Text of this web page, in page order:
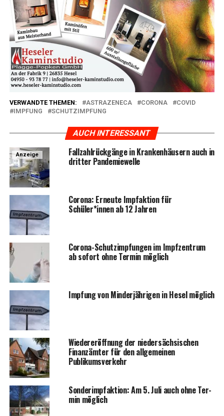
VERWANDTE THEMEN: ASTRAZENECA CORONA
COVID
IMPFUNG
SCHUTZIMPFUNG
AUCH INTERESSANT
Anzeige Fall­zahl­rück­gän­ge in Kran­ken­häu­sern auch in
drit­ter Pandemiewelle
Coro­na: Erneu­te Impf­ak­ti­on für
Schüler*innen ab 12 Jahren
Coro­na-Schutz­imp­fun­gen im Impf­zen­trum
ab sofort ohne Ter­min möglich
Imp­fung von Min­der­jäh­ri­gen in Hesel möglich
Wie­der­eröff­nung der nie­der­säch­si­schen
Finanz­äm­ter für den all­ge­mei­nen
Publikumsverkehr
Son­der­impf­ak­ti­on: Am 5. Juli auch ohne Ter­
min möglich